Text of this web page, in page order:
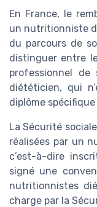
En France, le
un nutritionniste
du parcours de
distinguer entre
professionnel
diététicien, qui
diplôme
La Sécurité
réalisées par un
c’est-à-dire
signé une
nutritionnistes
charge par la